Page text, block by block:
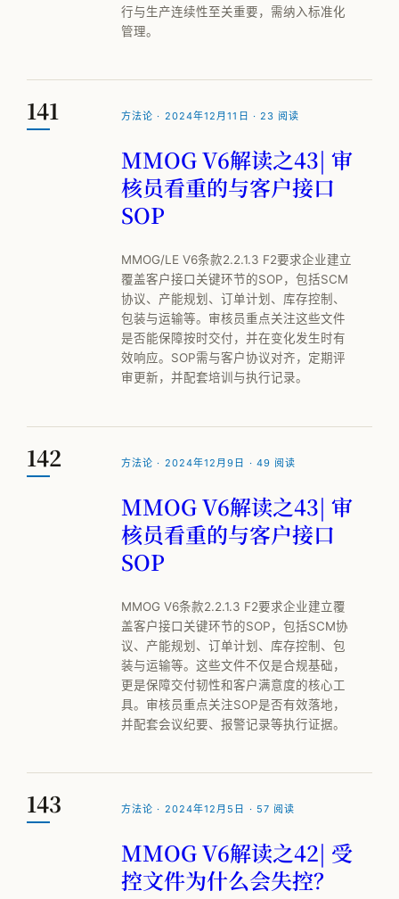
行与生产连续性至关重要，需纳入标准化
管理。
141 方法论 · 2024年12月11日 · 23 阅读
MMOG V6解读之43| 审
核员看重的与客户接口
SOP
MMOG/LE V6条款2.2.1.3 F2要求企业建立
覆盖客户接口关键环节的SOP，包括SCM
协议、产能规划、订单计划、库存控制、
包装与运输等。审核员重点关注这些文件
是否能保障按时交付，并在变化发生时有
效响应。SOP需与客户协议对齐，定期评
审更新，并配套培训与执行记录。
142 方法论 · 2024年12月9日 · 49 阅读
MMOG V6解读之43| 审
核员看重的与客户接口
SOP
MMOG V6条款2.2.1.3 F2要求企业建立覆
盖客户接口关键环节的SOP，包括SCM协
议、产能规划、订单计划、库存控制、包
装与运输等。这些文件不仅是合规基础，
更是保障交付韧性和客户满意度的核心工
具。审核员重点关注SOP是否有效落地，
并配套会议纪要、报警记录等执行证据。
143 方法论 · 2024年12月5日 · 57 阅读
MMOG V6解读之42| 受
控文件为什么会失控？